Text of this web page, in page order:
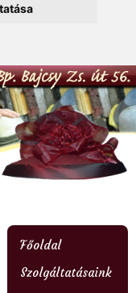
! Az üzlet
Főoldal
Szolgáltatásaink